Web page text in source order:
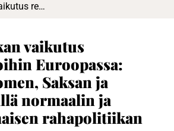
Rahapolitiikan vaikutus reaalipalkkoihin Euroopassa: Vertailu Suomen, Saksan ja Ruotsin välillä normaalin ja epätavanomaisen rahapolitiikan kausina
vaikutus
Euroopassa:
Saksan ja
normaalin ja
rahapolitiikan